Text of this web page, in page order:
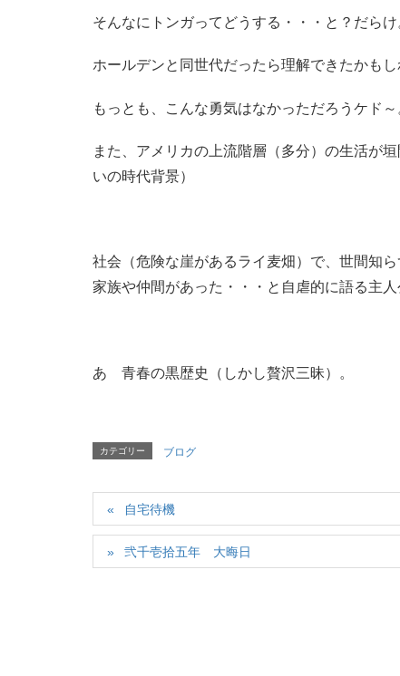
そんなにトンガってどうする・・・と？だらけ
ホールデンと同世代だったら理解できたかもし
もっとも、こんな勇気はなかっただろうケド
また、アメリカの上流階層（多分）の生活が
いの時代背景）
社会（危険な崖があるライ麦畑）で、世間知
家族や仲間があった・・・と自虐的に語る主
あゝ青春の黒歴史（しかし贅沢三昧）。
カテゴリー ブログ
自宅待機
弐千壱拾五年 大晦日